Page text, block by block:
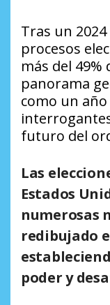
Tras un
procesos
más del
panorama
como un
futuro del
Las
Estados
numerosas
redibujado
poder y